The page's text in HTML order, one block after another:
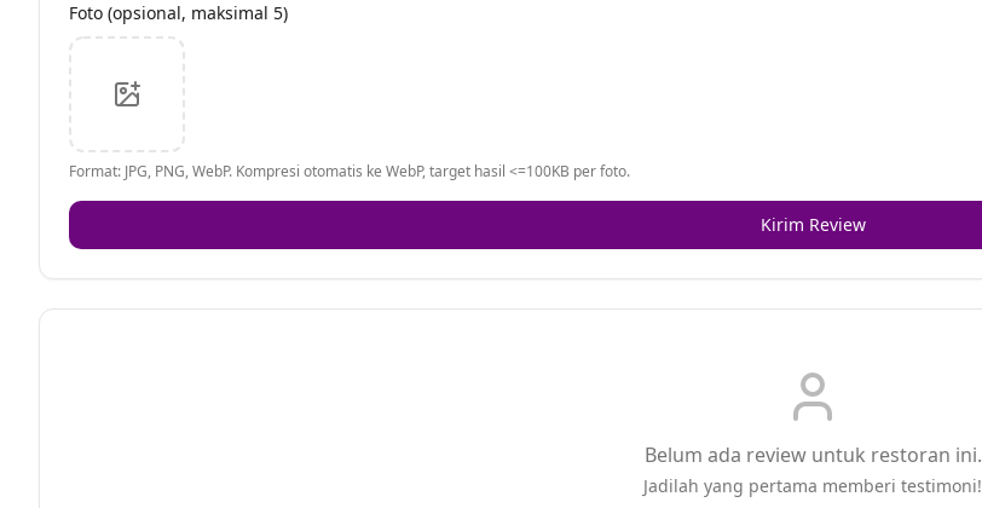
Foto (opsional, maksimal 5)
Format: JPG, PNG, WebP. Kompresi otomatis ke WebP, target hasil <=100KB per foto.
Kirim Review
Belum ada review untuk restoran ini.
Jadilah yang pertama memberi testimoni!